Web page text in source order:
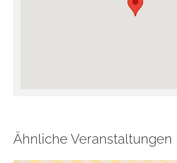
Ähnliche Veranstaltungen